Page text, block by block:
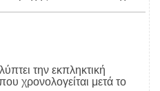
την εκπληκτική
χρονολογείται μετά το